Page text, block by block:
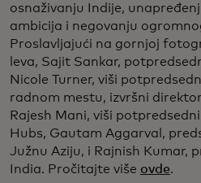
osnaživanju Indije,
ambicija i negovanju
Proslavljajući na gornjoj
leva, Sajit Sankar,
Nicole Turner, viši
radnom mestu, izvršni
Rajesh Mani, viši
Hubs, Gautam Aggarval,
Južnu Aziju, i Rajnish Kumar,
India. Pročitajte više ovde.